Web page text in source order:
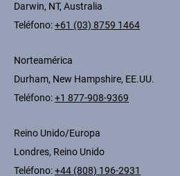
Darwin, NT, Australia
Teléfono:+61 (03) 8759 1464
Norteamérica
Durham, New Hampshire, EE.UU.
Teléfono:+1 877-908-9369
Reino Unido/Europa
Londres, Reino Unido
Teléfono:+44 (808) 196-2931